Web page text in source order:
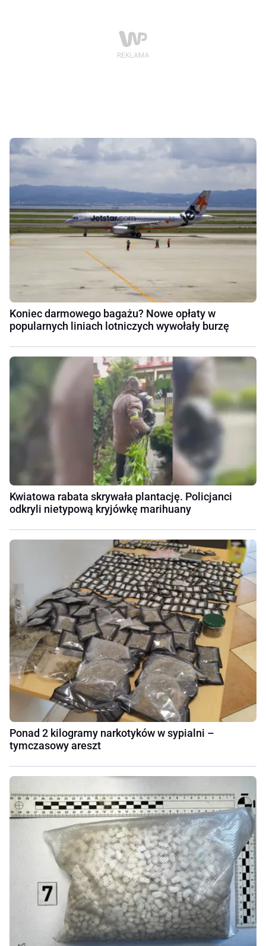
Koniec darmowego bagażu? Nowe opłaty w
popularnych liniach lotniczych wywołały burzę
Kwiatowa rabata skrywała plantację. Policjanci
odkryli nietypową kryjówkę marihuany
Ponad 2 kilogramy narkotyków w sypialni –
tymczasowy areszt